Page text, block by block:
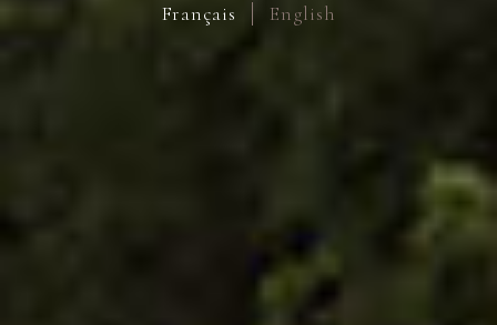
Français English